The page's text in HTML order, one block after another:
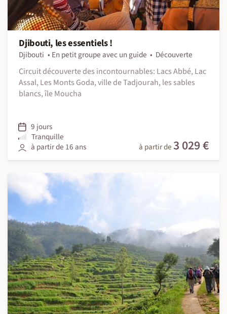
Djibouti, les essentiels !
Djibouti En petit groupe avec un guide
Découverte
Circuit découverte des incontournables: Lacs Abbé, Lac
Assal, Les Monts Goda, ville de Tadjourah, les sables
blancs, île Moucha
9 jours
Tranquille
à partir de 16 ans
à partir de 3 029 €